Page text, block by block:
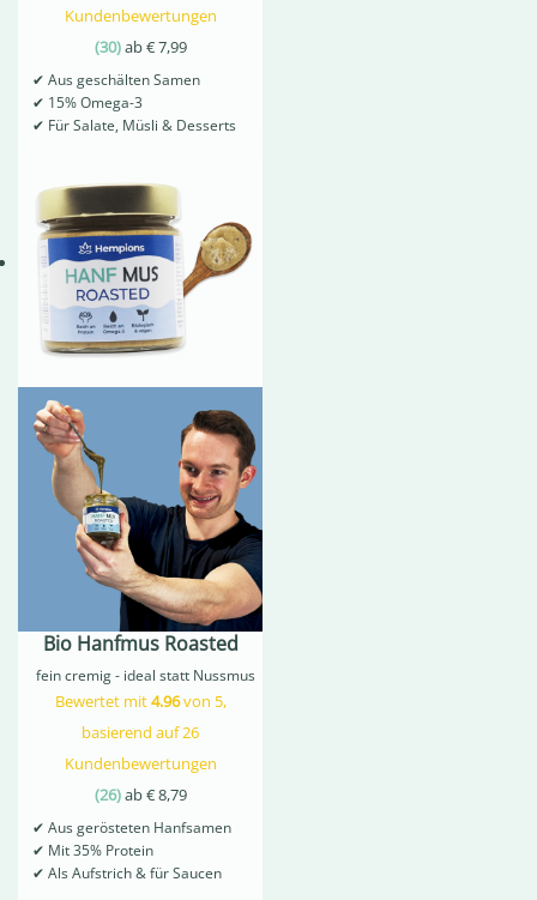
Kundenbewertungen
(30)ab€7,99
✔ Aus geschälten Samen
✔ 15% Omega-3
✔ Für Salate, Müsli & Desserts
Bio Hanfmus Roasted
fein cremig - ideal statt Nussmus
Bewertet mit4.96von 5,
basierend auf26
Kundenbewertungen
(26)ab€8,79
✔ Aus gerösteten Hanfsamen
✔ Mit 35% Protein
✔ Als Aufstrich & für Saucen